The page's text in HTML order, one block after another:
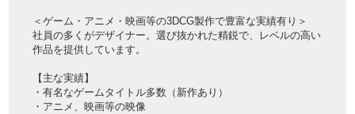
＜ゲーム・アニメ・映画等の3DCG製作で豊富な実績有り＞
社員の多くがデザイナー。選び抜かれた精鋭で、レベルの高い
作品を提供しています。
【主な実績】
・有名なゲームタイトル多数（新作あり）
・アニメ、映画等の映像